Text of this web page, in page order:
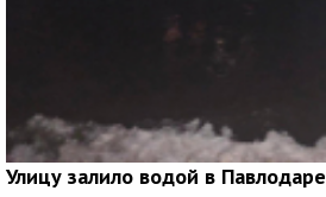
Улицу залило водой в Павлодаре